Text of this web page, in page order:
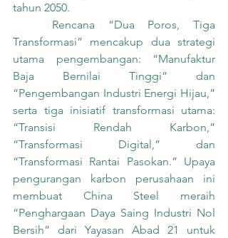
tahun 2050.
Transformasi” mencakup dua strategi
utama pengembangan: “Manufaktur
Baja Bernilai Tinggi” dan
“Pengembangan Industri Energi Hijau,”
serta tiga inisiatif transformasi utama:
“Transisi Rendah Karbon,”
“Transformasi Digital,” dan
“Transformasi Rantai Pasokan.” Upaya
pengurangan karbon perusahaan ini
membuat China Steel meraih
“Penghargaan Daya Saing Industri Nol
Bersih” dari Yayasan Abad 21 untuk